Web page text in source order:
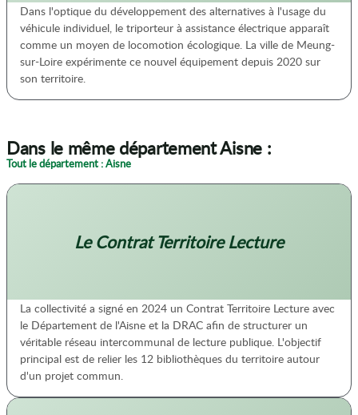
Dans l'optique du développement des alternatives à l'usage du
véhicule individuel, le triporteur à assistance électrique apparaît
comme un moyen de locomotion écologique. La ville de Meung-
sur-Loire expérimente ce nouvel équipement depuis 2020 sur
son territoire.
Dans le même département Aisne :
Tout le département : Aisne
Le Contrat Territoire Lecture
La collectivité a signé en 2024 un Contrat Territoire Lecture avec
le Département de l'Aisne et la DRAC afin de structurer un
véritable réseau intercommunal de lecture publique. L'objectif
principal est de relier les 12 bibliothèques du territoire autour
d'un projet commun.